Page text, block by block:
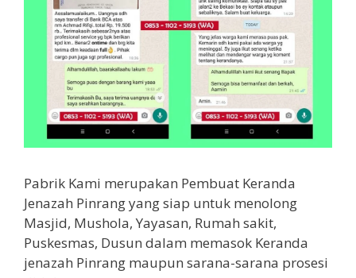
Pabrik Kami merupakan Pembuat Keranda
Jenazah Pinrang yang siap untuk menolong
Masjid, Mushola, Yayasan, Rumah sakit,
Puskesmas, Dusun dalam memasok Keranda
jenazah Pinrang maupun sarana-sarana prosesi